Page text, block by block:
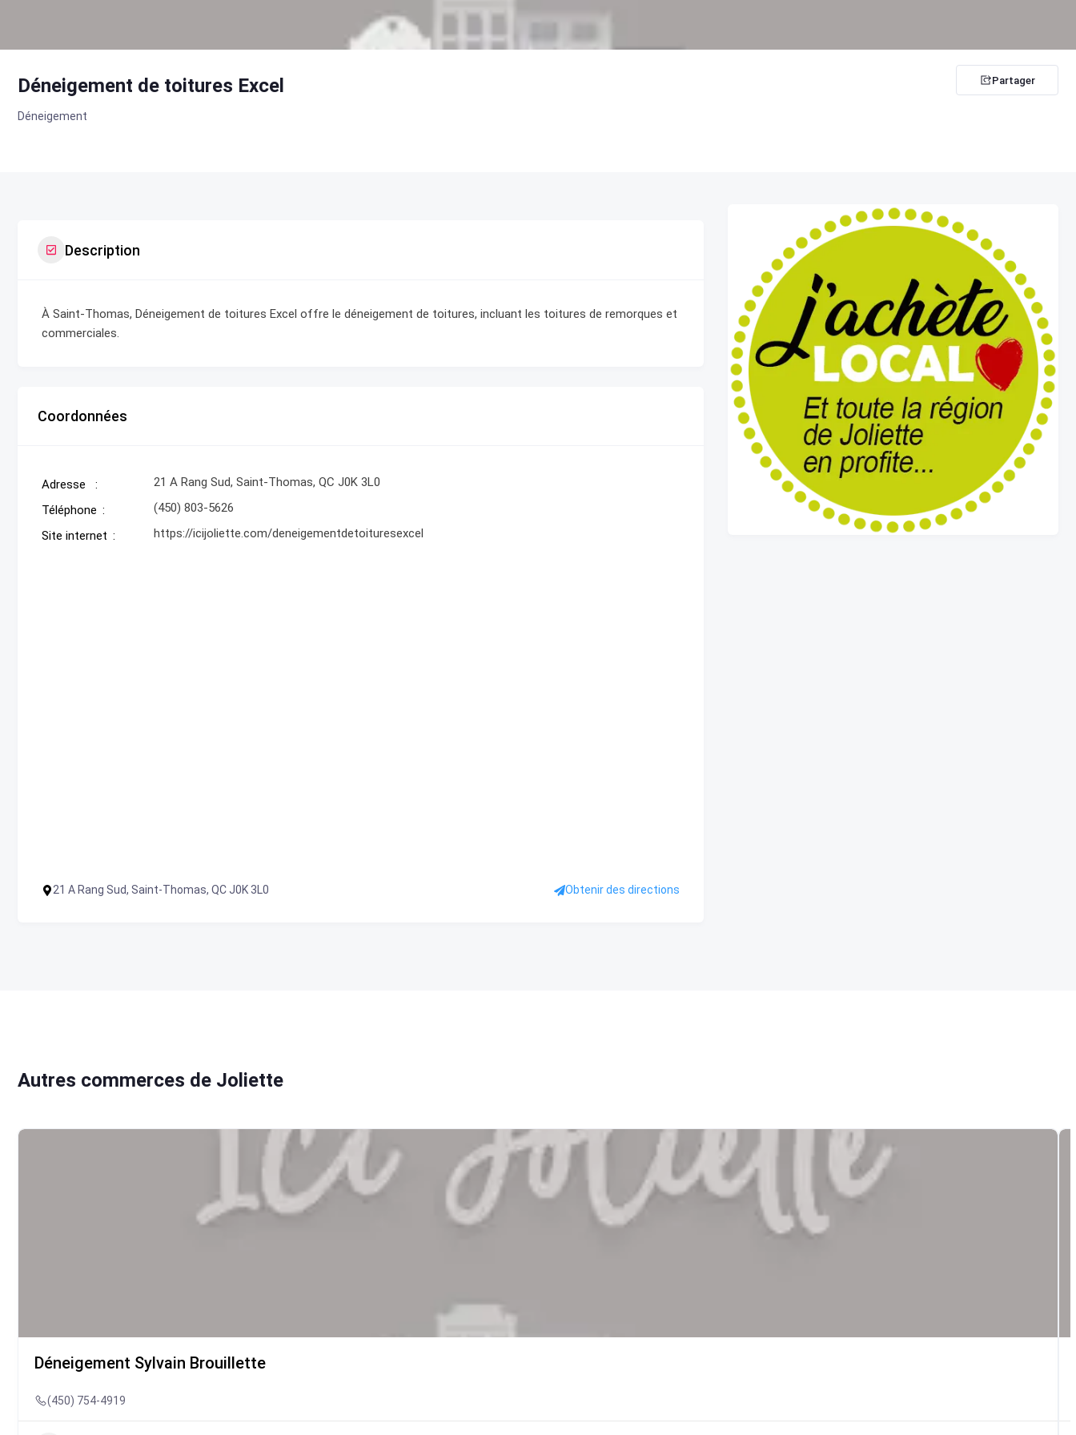
Déneigement de toitures Excel
Déneigement
Partager
Description
À Saint-Thomas, Déneigement de toitures Excel offre le déneigement de toitures, incluant les toitures de remorques et
commerciales.
Coordonnées
Adresse
21 A Rang Sud, Saint-Thomas, QC J0K 3L0
Téléphone
(450) 803-5626
Site internet
https://icijoliette.com/deneigementdetoituresexcel
21 A Rang Sud, Saint-Thomas, QC J0K 3L0 Obtenir des directions
Autres commerces de Joliette
Déneigement Sylvain Brouillette
(450) 754-4919